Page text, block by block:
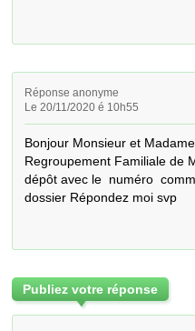
Réponse anonyme
Le 20/11/2020 é 10h55
Bonjour Monsieur et
Regroupement Familiale de
dépôt avec le  numéro
dossier Répondez moi svp
Publiez votre réponse